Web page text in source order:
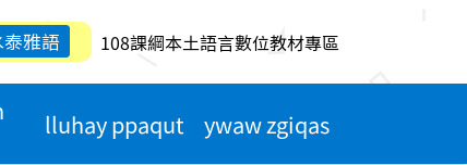
雅語 108課綱本土語言數位教材專區
lluhay ppaqut ywaw zgiqas